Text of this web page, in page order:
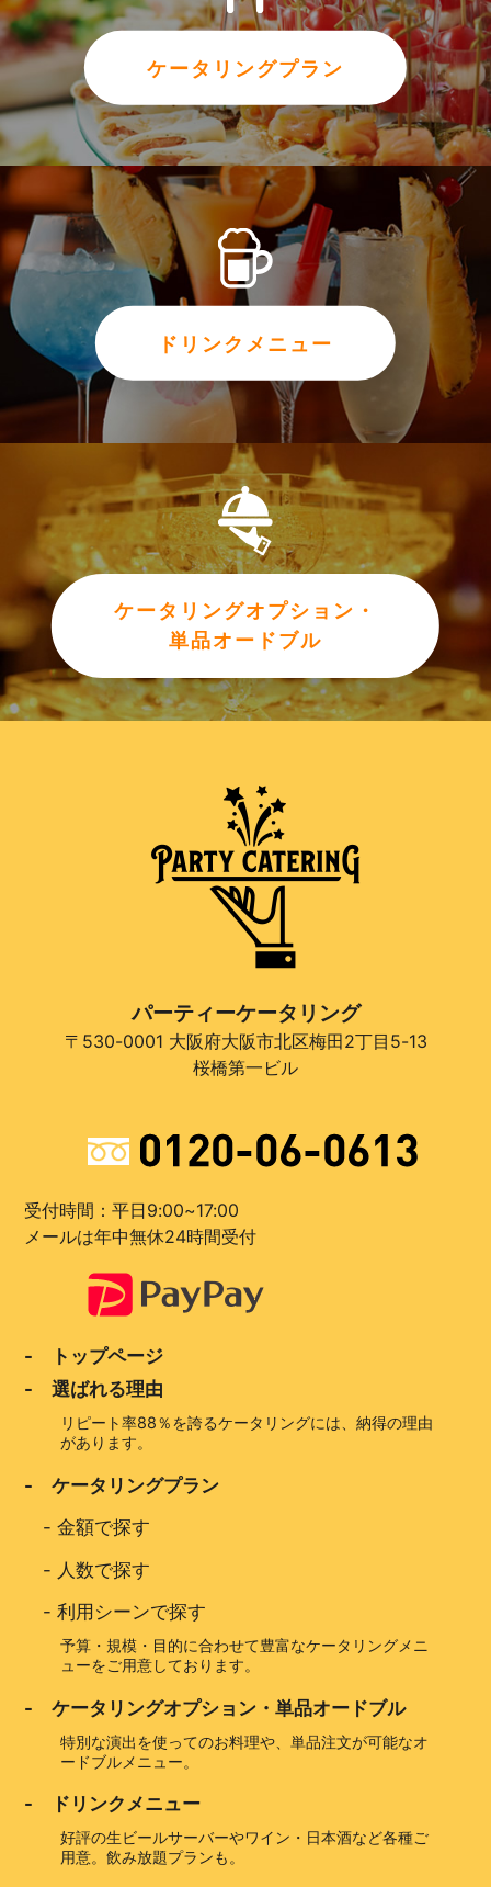
ケータリングプラン
ドリンクメニュー
ケータリングオプション・
単品オードブル
パーティーケータリング
〒530-0001 大阪府大阪市北区梅田2丁目5-13
桜橋第一ビル
受付時間：平日9:00~17:00
メールは年中無休24時間受付
- トップページ
- 選ばれる理由
リピート率88％を誇るケータリングには、納得の理由
があります。
- ケータリングプラン
-金額で探す
- 人数で探す
-利用シーンで探す
予算・規模・目的に合わせて豊富なケータリングメニ
ューをご用意しております。
- ケータリングオプション・単品オードブル
特別な演出を使ってのお料理や、単品注文が可能なオ
ードブルメニュー。
- ドリンクメニュー
好評の生ビールサーバーやワイン・日本酒など各種ご
用意。飲み放題プランも。